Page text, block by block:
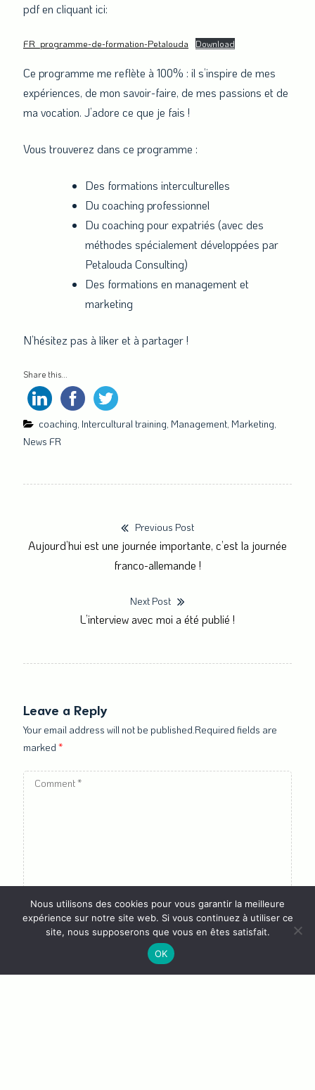
pdf en cliquant ici:
FR_programme-de-formation-Petalouda Download
Ce programme me reflète à 100% : il s’inspire de mes
expériences, de mon savoir-faire, de mes passions et de
ma vocation. J’adore ce que je fais !
Vous trouverez dans ce programme :
Des formations interculturelles
Du coaching professionnel
Du coaching pour expatriés (avec des
méthodes spécialement développées par
Petalouda Consulting)
Des formations en management et
marketing
N’hésitez pas à liker et à partager !
Share this...
coaching Intercultural training Management Marketing
News FR
Previous Post
Previous
Aujourd’hui est une journée importante, c’est la journée
franco-allemande !
Next Post
Next
L’interview avec moi a été publié !
Leave a Reply
Your email address will not be published.Required fields are
marked *
Comment
*
Name
Email
Website
Enregistrer mon nom, mon e-mail et mon site dans le
Nous utilisons des cookies pour vous garantir la meilleure
expérience sur notre site web. Si vous continuez à utiliser ce
site, nous supposerons que vous en êtes satisfait.
OK